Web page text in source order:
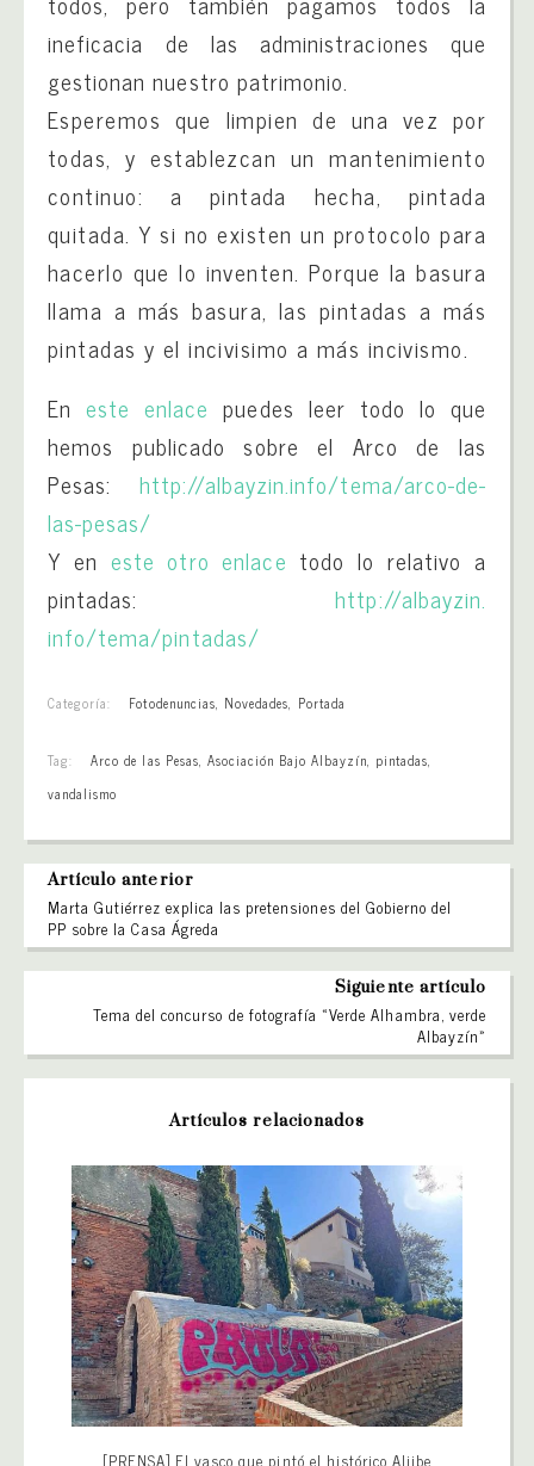
ineficacia de las administraciones que
gestionan nuestro patrimonio.
Esperemos que limpien de una vez por
todas, y establezcan un mantenimiento
continuo: a pintada hecha, pintada
quitada. Y si no existen un protocolo para
hacerlo que lo inventen. Porque la basura
llama a más basura, las pintadas a más
pintadas y el incivisimo a más incivismo.
Eneste enlace puedes leer todo lo que
hemos publicado sobre el Arco de las
Pesas: http://albayzin.info/tema/arco-de-
las-pesas/
Y en este otro enlace todo lo relativo a
pintadas:http://albayzin.
info/tema/pintadas/
Categoría: Fotodenuncias, Novedades, Portada
Tag: Arco de las Pesas, Asociación Bajo Albayzín, pintadas,
vandalismo
Artículo anterior
Marta Gutiérrez explica las pretensiones del Gobierno del
PP sobre la Casa Ágreda
Siguiente artículo
Tema del concurso de fotografía «Verde Alhambra, verde
Albayzín»
Artículos relacionados
[PRENSA] El vasco que pintó el histórico Aljibe